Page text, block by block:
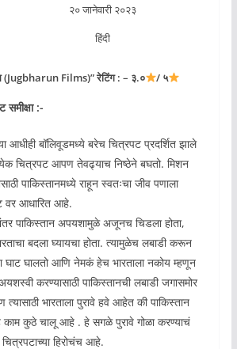
२० जानेवारी २०२३
हिंदी
(Jugbharun Films)” रेटिंग : – ३.० / ५
समीक्षा :-
आधीही बॉलिवूडमध्ये बरेच चित्रपट प्रदर्शित झाले
चित्रपट आपण तेवढ्याच निष्ठेने बघतो. मिशन
पाकिस्तानमध्ये राहून स्वतःचा जीव पणाला
वर आधारित आहे.
पाकिस्तान अपयशामुळे अजूनच चिडला होता,
बदला घ्यायचा होता. त्यामुळेच लबाडी करून
घाट घालतो आणि नेमकं हेच भारताला नकोय म्हणून
करण्यासाठी पाकिस्तानची लबाडी जगासमोर
भारताला पुरावे हवे आहेत की पाकिस्तान
काम कुठे चालू आहे . हे सगळे पुरावे गोळा करण्याचं
हिरोचंच आहे.